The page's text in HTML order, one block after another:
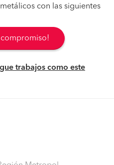
con las siguientes
compromiso!
trabajos como este